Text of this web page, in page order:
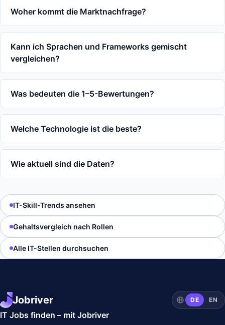
Woher kommt die Marktnachfrage?
Kann ich Sprachen und Frameworks gemischt
vergleichen?
Was bedeuten die 1–5-Bewertungen?
Welche Technologie ist die beste?
Wie aktuell sind die Daten?
IT-Skill-Trends ansehen
Gehaltsvergleich nach Rollen
Alle IT-Stellen durchsuchen
Jobriver DE EN
IT Jobs finden – mit Jobriver